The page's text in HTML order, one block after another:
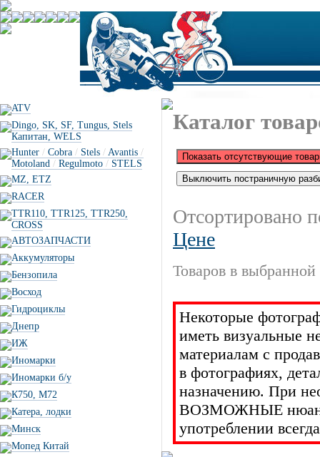
ATV
Dingo, SK, SF, Tungus, Stels
Капитан, WELS
Hunter / Cobra / Stels / Avantis /
Motoland / Regulmoto / STELS
MZ, ETZ
RACER
TTR110, TTR125, TTR250,
CROSS
АВТОЗАПЧАСТИ
Аккумуляторы
Бензопила
Восход
Гидроциклы
Днепр
ИЖ
Иномарки
Иномарки б/у
К750, М72
Катера, лодки
Минск
Мопед Китай
Каталог
Отсортировано
Цене
Товаров в
Некоторые
иметь визуальные
материалам с
в фотографиях,
назначению. При
ВОЗМОЖНЫЕ
употреблении